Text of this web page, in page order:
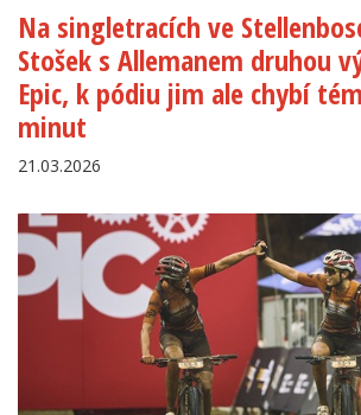
Na singletracích ve
Stošek s Allemanem druhou
Epic, k pódiu jim ale chybí
minut
21.03.2026